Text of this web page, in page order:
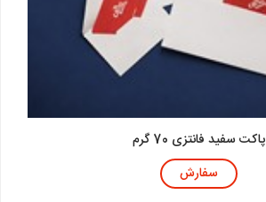
پاکت سفید فانتزی 70 گرم
سفارش